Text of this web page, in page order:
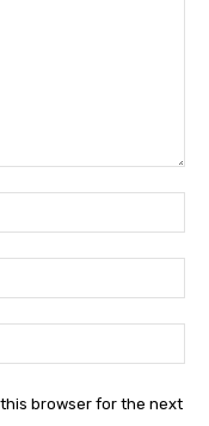
browser for the next